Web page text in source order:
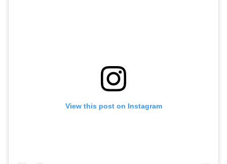
View this post on Instagram